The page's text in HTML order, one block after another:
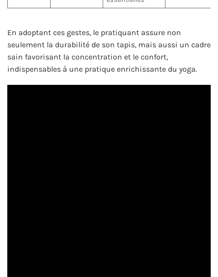
En adoptant ces gestes, le pratiquant assure non
seulement la durabilité de son tapis, mais aussi un cadre
sain favorisant la concentration et le confort,
indispensables à une pratique enrichissante du yoga.